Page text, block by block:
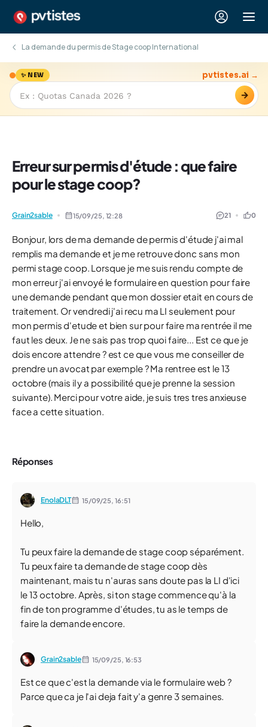
La demande du permis de Stage coop International
✨ NEW
→
pvtistes.ai →
Erreur sur permis d'étude : que faire
pour le stage coop?
Grain2sable 15/09/25, 12:28 21 0
Bonjour, lors de ma demande de permis d'étude j'ai mal
remplis ma demande et je me retrouve donc sans mon
permi stage coop. Lorsque je me suis rendu compte de
mon erreur j'ai envoyé le formulaire en question pour faire
une demande pendant que mon dossier etait en cours de
traitement. Or vendredi j'ai recu ma LI seulement pour
mon permis d'etude et bien sur pour faire ma rentrée il me
faut les deux. Je ne sais pas trop quoi faire... Est ce que je
dois encore attendre ? est ce que vous me conseiller de
prendre un avocat par exemple ? Ma rentree est le 13
octobre (mais il y a possibilité que je prenne la session
suivante). Merci pour votre aide, je suis tres tres anxieuse
face a cette situation.
Réponses
EnolaDLT 15/09/25, 16:51
Hello,
Tu peux faire la demande de stage coop séparément.
Tu peux faire ta demande de stage coop dès
maintenant, mais tu n'auras sans doute pas la LI d'ici
le 13 octobre. Après, si ton stage commence qu'à la
fin de ton programme d'études, tu as le temps de
faire la demande encore.
Grain2sable 15/09/25, 16:53
Est ce que c'est la demande via le formulaire web ?
Parce que ca je l'ai deja fait y'a genre 3 semaines.